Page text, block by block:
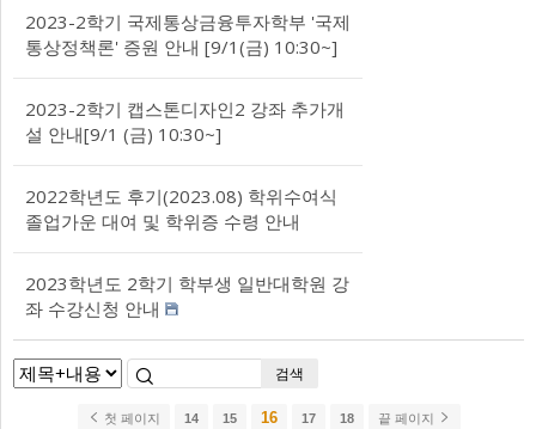
2023-2학기 국제통상금융투자학부 '국제
통상정책론' 증원 안내 [9/1(금) 10:30~]
2023-2학기 캡스톤디자인2 강좌 추가개
설 안내[9/1 (금) 10:30~]
2022학년도 후기(2023.08) 학위수여식
졸업가운 대여 및 학위증 수령 안내
2023학년도 2학기 학부생 일반대학원 강
좌 수강신청 안내
검색
첫 페이지 14 15 16 17 18 끝 페이지